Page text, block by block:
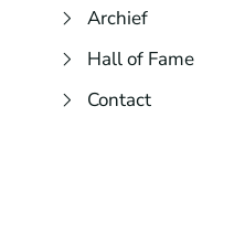
Archief
Hall of Fame
Contact